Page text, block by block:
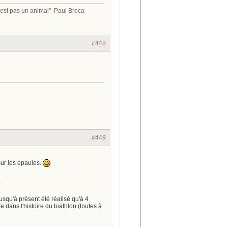
pas un animal" Paul Broca
#448
#449
les épaules.
présent été réalisé qu'à 4
dans l'histoire du biathlon (toutes à